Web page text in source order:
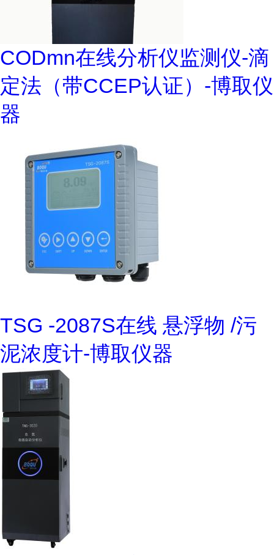
CODmn在线分析仪监测仪-滴
定法（带CCEP认证）-博取仪
器
TSG -2087S在线 悬浮物 /污
泥浓度计-博取仪器